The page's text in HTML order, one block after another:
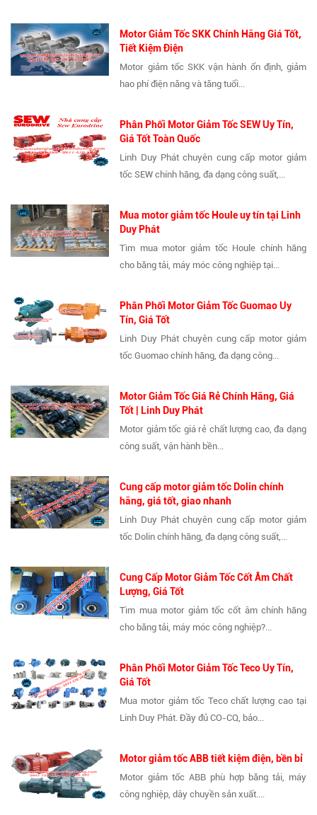
Motor Giảm Tốc SKK Chính Hãng Giá Tốt,
Tiết Kiệm Điện
Motor giảm tốc SKK vận hành ổn định, giảm
hao phí điện năng và tăng tuổi...
Phân Phối Motor Giảm Tốc SEW Uy Tín,
Giá Tốt Toàn Quốc
Linh Duy Phát chuyên cung cấp motor giảm
tốc SEW chính hãng, đa dạng công suất,...
Mua motor giảm tốc Houle uy tín tại Linh
Duy Phát
Tìm mua motor giảm tốc Houle chính hãng
cho băng tải, máy móc công nghiệp tại...
Phân Phối Motor Giảm Tốc Guomao Uy
Tín, Giá Tốt
Linh Duy Phát chuyên cung cấp motor giảm
tốc Guomao chính hãng, đa dạng công...
Motor Giảm Tốc Giá Rẻ Chính Hãng, Giá
Tốt | Linh Duy Phát
Motor giảm tốc giá rẻ chất lượng cao, đa dạng
công suất, vận hành bền...
Cung cấp motor giảm tốc Dolin chính
hãng, giá tốt, giao nhanh
Linh Duy Phát chuyên cung cấp motor giảm
tốc Dolin chính hãng, đa dạng công suất,...
Cung Cấp Motor Giảm Tốc Cốt Âm Chất
Lượng, Giá Tốt
Tìm mua motor giảm tốc cốt âm chính hãng
cho băng tải, máy móc công nghiệp?...
Phân Phối Motor Giảm Tốc Teco Uy Tín,
Giá Tốt
Mua motor giảm tốc Teco chất lượng cao tại
Linh Duy Phát. Đầy đủ CO-CQ, bảo...
Motor giảm tốc ABB tiết kiệm điện, bền bỉ
Motor giảm tốc ABB phù hợp băng tải, máy
công nghiệp, dây chuyền sản xuất....